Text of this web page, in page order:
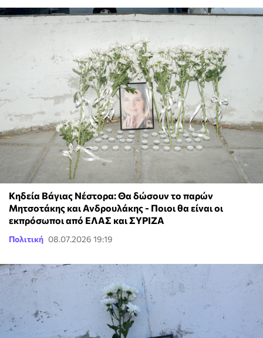
Κηδεία Βάγιας Νέστορα: Θα δώσουν το παρών
Μητσοτάκης και Ανδρουλάκης - Ποιοι θα είναι οι
εκπρόσωποι από ΕΛΑΣ και ΣΥΡΙΖΑ
Πολιτική 08.07.2026 19:19